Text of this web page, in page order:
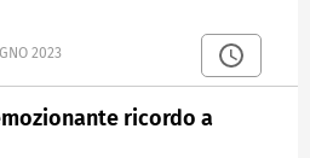
2023
ricordo a